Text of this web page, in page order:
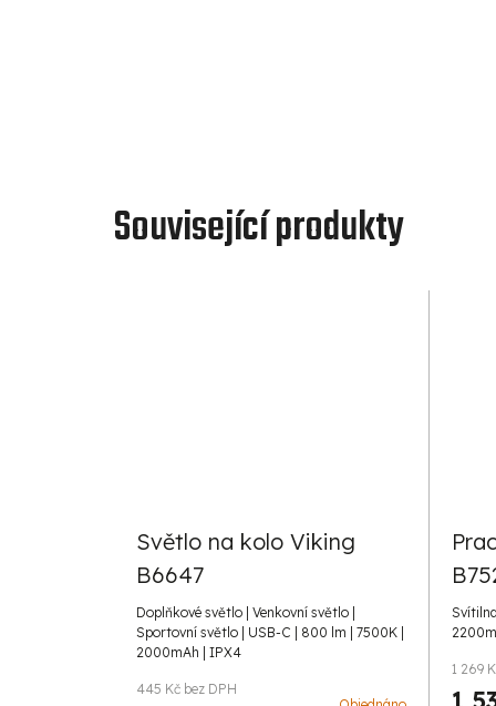
Související produkty
Světlo na kolo Viking
B6647
Doplňkové světlo | Venkovní světlo |
Sportovní světlo | USB-C | 800 lm | 7500K |
2000mAh | IPX4
445 Kč bez DPH
1 269